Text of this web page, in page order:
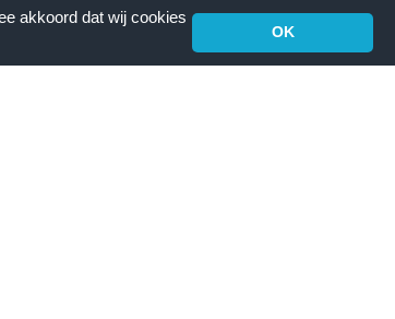
akkoord dat wij cookies
OK